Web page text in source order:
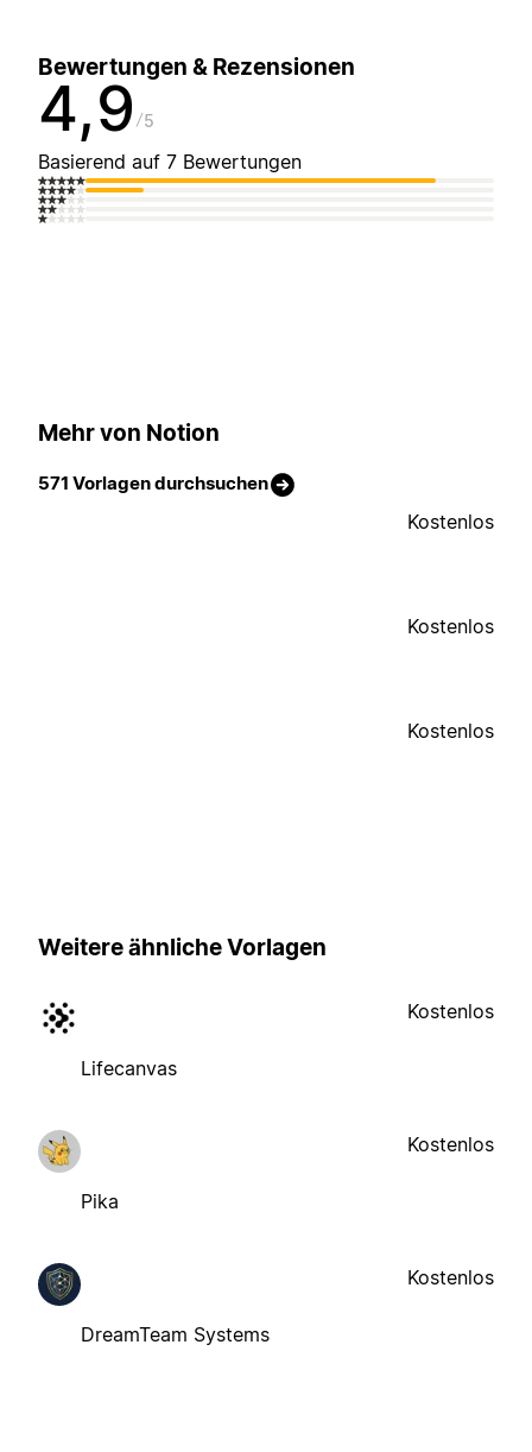
Bewertungen & Rezensionen
4,9 5
Basierend auf 7 Bewertungen
Mehr von Notion
571 Vorlagen durchsuchen
Kostenlos
Kostenlos
Kostenlos
Weitere ähnliche Vorlagen
Lifecanvas
Kostenlos
Pika
Kostenlos
DreamTeam Systems
Kostenlos